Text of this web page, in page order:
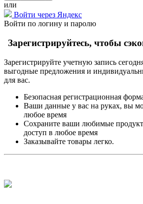
или
Войти через Яндекс
Войти по логину и паролю
Зарегистрируйтесь, чтобы
Зарегистрируйте учетную запись
выгодные предложения и
для вас.
Безопасная регистрационная
Ваши данные у вас на руках, вы
любое время
Сохраните ваши любимые
доступ в любое время
Заказывайте товары легко.